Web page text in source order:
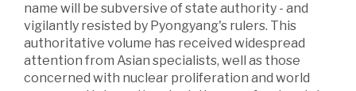
name will be subversive of state authority - and
vigilantly resisted by Pyongyang's rulers. This
authoritative volume has received widespread
attention from Asian specialists, well as those
concerned with nuclear proliferation and world